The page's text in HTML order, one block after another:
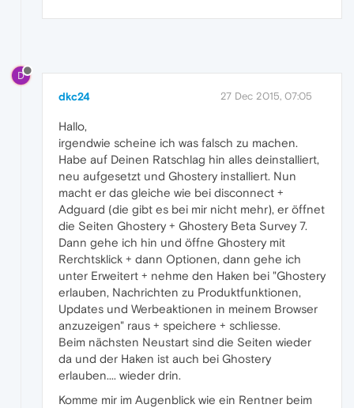
D
dkc24 27 Dec 2015, 07:05
Hallo,
irgendwie scheine ich was falsch zu machen.
Habe auf Deinen Ratschlag hin alles deinstalliert,
neu aufgesetzt und Ghostery installiert. Nun
macht er das gleiche wie bei disconnect +
Adguard (die gibt es bei mir nicht mehr), er öffnet
die Seiten Ghostery + Ghostery Beta Survey 7.
Dann gehe ich hin und öffne Ghostery mit
Rerchtsklick + dann Optionen, dann gehe ich
unter Erweitert + nehme den Haken bei "Ghostery
erlauben, Nachrichten zu Produktfunktionen,
Updates und Werbeaktionen in meinem Browser
anzuzeigen" raus + speichere + schliesse.
Beim nächsten Neustart sind die Seiten wieder
da und der Haken ist auch bei Ghostery
erlauben.... wieder drin.
Komme mir im Augenblick wie ein Rentner beim